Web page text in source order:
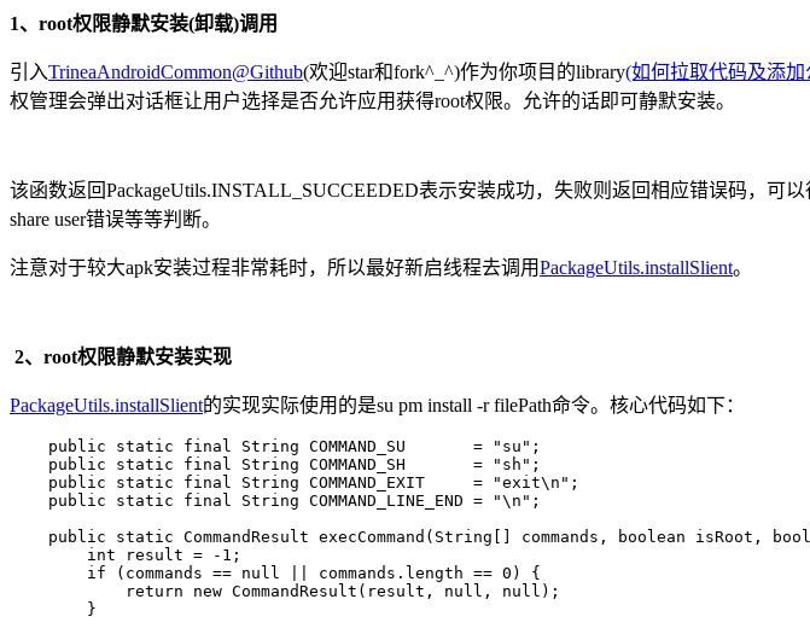
1、root权限静默安装(卸载)调用
引入TrineaAndroidCommon@Github(欢迎star和fork^_^)作为你项目的library(如何拉取代码及添加
权管理会弹出对话框让用户选择是否允许应用获得root权限。允许的话即可静默安装。
该函数返回PackageUtils.INSTALL_SUCCEEDED表示安装成功，失败则返回相应错误码，可
share user错误等等判断。
注意对于较大apk安装过程非常耗时，所以最好新启线程去调用PackageUtils.installSlient。
2、root权限静默安装实现
PackageUtils.installSlient的实现实际使用的是su pm install -r filePath命令。核心代码如下：
    public static final String COMMAND_SU       = "su";
    public static final String COMMAND_SH       = "sh";
    public static final String COMMAND_EXIT     = "exit\n";
    public static final String COMMAND_LINE_END = "\n";
public static CommandResult execCommand(String[] commands, boolean isRoot,
        int result = -1;
        if (commands == null || commands.length == 0) {
            return new CommandResult(result, null, null);
        }